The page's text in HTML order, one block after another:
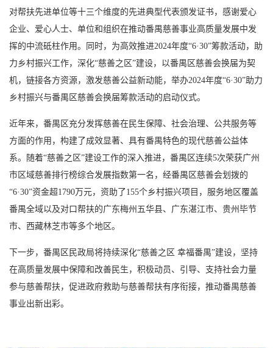
对帮扶先进单位等十三个维度的先进典型代表颁发证书，感谢爱心
企业、爱心人士、单位和组织在推动番禺慈善事业高质量发展中发
挥的中流砥柱作用。同时，为高效推进2024年度“6·30”筹款活动，助
力乡村振兴工作，深化“慈善之区”建设，以番禺区慈善会换届为契
机，链接各方资源，激发慈善公益新动能，举办2024年度“6·30”助力
乡村振兴与番禺区慈善会换届筹款活动的启动仪式。
近年来，番禺区充分发挥慈善在民生保障、社会治理、公共服务等
方面的作用，构建了成效显著、具有番禺特色的现代慈善公益体
系。随着“慈善之区”建设工作的深入推进，番禺区连续5次荣获广州
市区域慈善排行榜综合发展指数第一名，经番禺区慈善会划拨的
“6·30”资金超1790万元，资助了155个乡村振兴项目，服务地区覆盖
番禺全域以及对口帮扶的广东梅州五华县、广东湛江市、贵州毕节
市、西藏林芝市等多个地区。
下一步，番禺区民政局将持续深化“慈善之区 幸福番禺”建设，坚持
在高质量发展中保障和改善民生，积极动员、引导、支持社会力量
参与慈善帮扶，促进政府救助与慈善帮扶有序衔接，推动番禺慈善
事业出新出彩。